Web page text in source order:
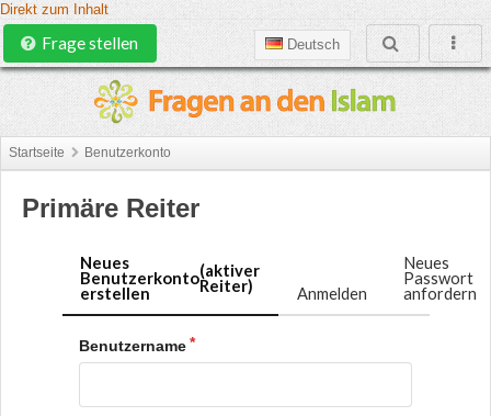
Direkt zum Inhalt
Deutsch
Frage stellen
Startseite Benutzerkonto
Primäre Reiter
Neues
Benutzerkonto
erstellen
(aktiver
Reiter) Anmelden
Neues
Passwort
anfordern
Benutzername